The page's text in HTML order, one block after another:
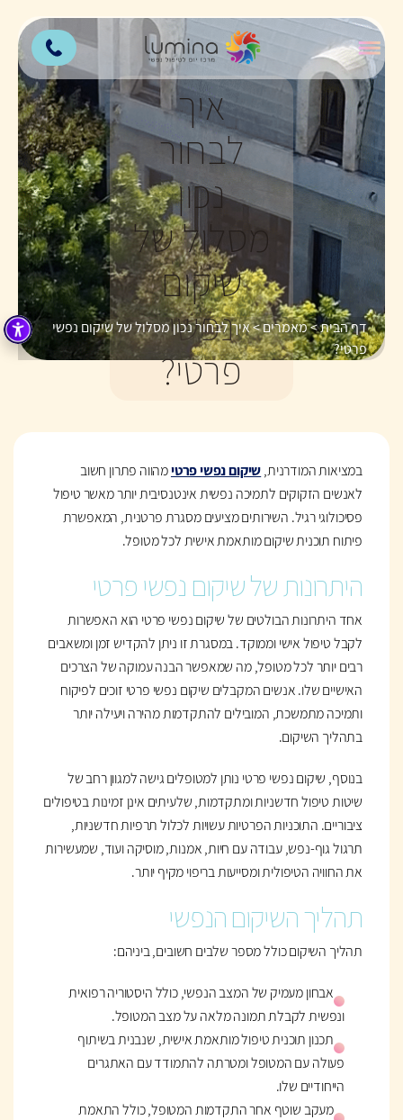
איך
לבחור
נכון
מסלול של
שיקום
נפשי
פרטי?
דף הבית>מאמרים>איך לבחור נכון מסלול של שיקום נפשי
פרטי?
במציאות המודרנית,שיקום נפשי פרטימהווה פתרון חשוב
לאנשים הזקוקים לתמיכה נפשית אינטנסיבית יותר מאשר טיפול
פסיכולוגי רגיל. השירותים מציעים מסגרת פרטנית, המאפשרת
פיתוח תוכנית שיקום מותאמת אישית לכל מטופל.
היתרונות של שיקום נפשי פרטי
אחד היתרונות הבולטים של שיקום נפשי פרטי הוא האפשרות
לקבל טיפול אישי וממוקד. במסגרת זו ניתן להקדיש זמן ומשאבים
רבים יותר לכל מטופל, מה שמאפשר הבנה עמוקה של הצרכים
האישיים שלו. אנשים המקבלים שיקום נפשי פרטי זוכים לפיקוח
ותמיכה מתמשכת, המובילים להתקדמות מהירה ויעילה יותר
בתהליך השיקום.
בנוסף, שיקום נפשי פרטי נותן למטופלים גישה למגוון רחב של
שיטות טיפול חדשניות ומתקדמות, שלעיתים אינן זמינות בטיפולים
ציבוריים. התוכניות הפרטיות עשויות לכלול תרפיות חדשניות,
תרגול גוף-נפש, עבודה עם חיות, אמנות, מוסיקה ועוד, שמעשירות
את החוויה הטיפולית ומסייעות בריפוי מקיף יותר.
תהליך השיקום הנפשי
תהליך השיקום כולל מספר שלבים חשובים, ביניהם:
אבחון מעמיק של המצב הנפשי, כולל היסטוריה רפואית
ונפשית לקבלת תמונה מלאה על מצב המטופל.
תכנון תוכנית טיפול מותאמת אישית, שנבנית בשיתוף
פעולה עם המטופל ומטרתה להתמודד עם האתגרים
הייחודיים שלו.
מעקב שוטף אחר התקדמות המטופל, כולל התאמת